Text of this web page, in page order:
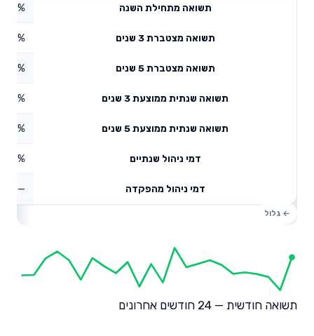
תשואה מתחילת השנה
תשואה מצטברת 3 שנים
תשואה מצטברת 5 שנים
תשואה שנתית ממוצעת 3 שנים
תשואה שנתית ממוצעת 5 שנים
דמי ניהול שנתיים 0.8%
דמי ניהול מהפקדה —
תשואה חודשית — 24 חודשים אחרונים